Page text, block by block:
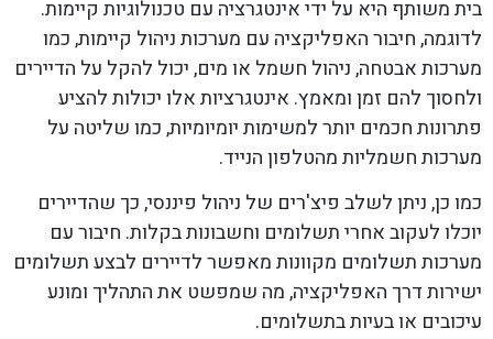
בית משותף היא על ידי אינטגרציה עם טכנולוגיות קיימות.
לדוגמה, חיבור האפליקציה עם מערכות ניהול קיימות, כמו
מערכות אבטחה, ניהול חשמל או מים, יכול להקל על הדיירים
ולחסוך להם זמן ומאמץ. אינטגרציות אלו יכולות להציע
פתרונות חכמים יותר למשימות יומיומיות, כמו שליטה על
מערכות חשמליות מהטלפון הנייד.
כמו כן, ניתן לשלב פיצ'רים של ניהול פיננסי, כך שהדיירים
יוכלו לעקוב אחרי תשלומים וחשבונות בקלות. חיבור עם
מערכות תשלומים מקוונות מאפשר לדיירים לבצע תשלומים
ישירות דרך האפליקציה, מה שמפשט את התהליך ומונע
עיכובים או בעיות בתשלומים.